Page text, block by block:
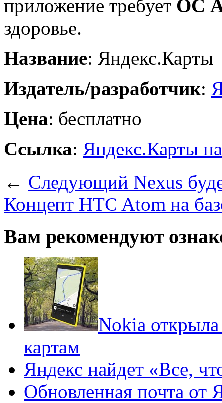
приложение требует ОС
здоровье.
Название: Яндекс.Карты
Издатель/разработчик:
Цена: бесплатно
Ссылка: Яндекс.Карты
← Следующий Nexus
Концепт HTC Atom на
Вам рекомендуют
Nokia
картам
Яндекс найдет «Все,
Обновленная почта от